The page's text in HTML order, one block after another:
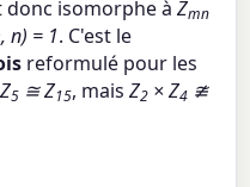
donc isomorphe àZmn
n) = 1. C'est le
reformulé pour les
5 ≅ Z15, maisZ2 × Z4 ≇